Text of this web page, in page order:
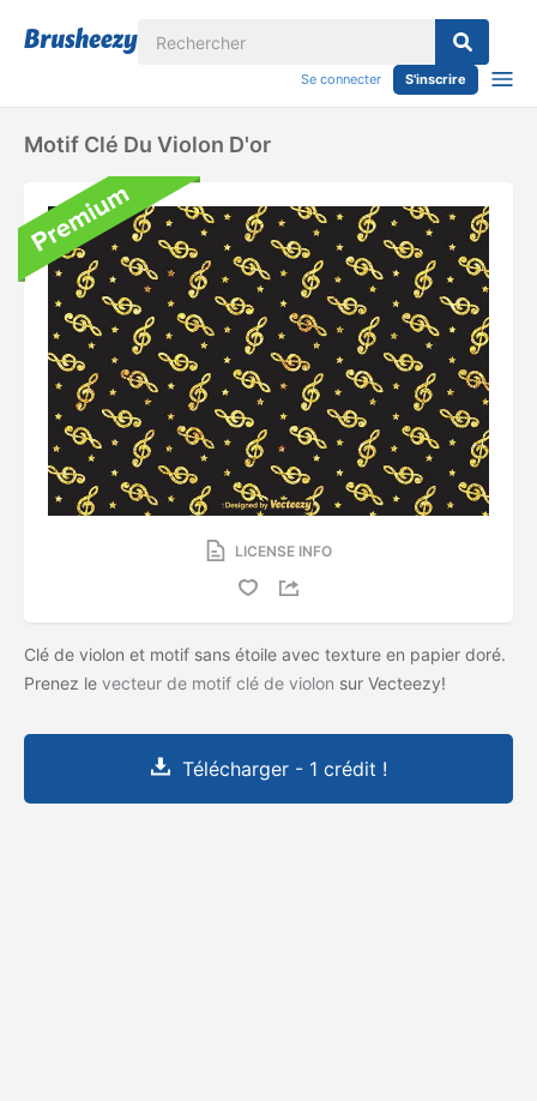
Se connecter S'inscrire
Motif Clé Du Violon D'or
LICENSE INFO
Clé de violon et motif sans étoile avec texture en papier doré.
Prenez le vecteur de motif clé de violon sur Vecteezy!
Télécharger - 1 crédit !